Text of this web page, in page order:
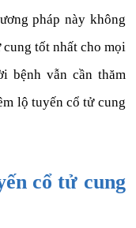
pháp này không
tốt nhất cho mọi
bệnh vẫn cần thăm
lộ tuyến cổ tử cung
cổ tử cung